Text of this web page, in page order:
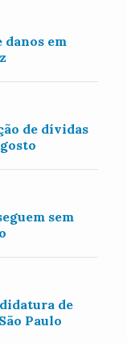
em
de dívidas
sem
de
Paulo